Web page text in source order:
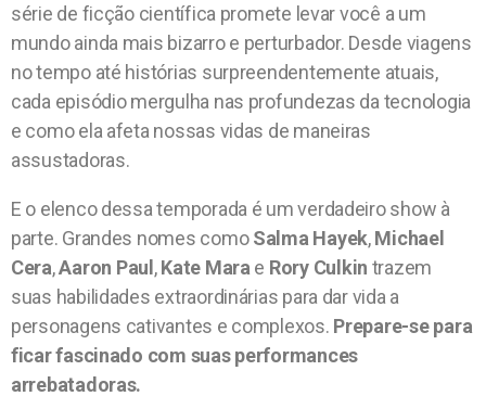
série de ficção científica promete levar você a um
mundo ainda mais bizarro e perturbador. Desde viagens
no tempo até histórias surpreendentemente atuais,
cada episódio mergulha nas profundezas da tecnologia
e como ela afeta nossas vidas de maneiras
assustadoras.
E o elenco dessa temporada é um verdadeiro show à
parte. Grandes nomes comoSalma Hayek,Michael
Cera,Aaron Paul,Kate Mara e Rory Culkin trazem
suas habilidades extraordinárias para dar vida a
personagens cativantes e complexos. Prepare-se para
ficar fascinado com suas performances
arrebatadoras.